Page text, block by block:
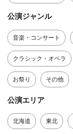
公演ジャンル
音楽・コンサート
クラシック・オペラ
お祭り その他
公演エリア
北海道 東北